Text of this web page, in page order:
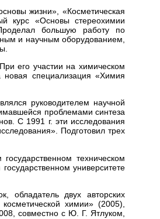
жизни», «Косметическая
курс «Основы стереохимии
большую работу по
и научным оборудованием,
его участии на химическом
новая специализация «Химия
руководителем научной
проблемами синтеза
С 1991 г. эти исследования
Подготовил трех
техническом
университете
обладатель двух авторских
химии» (2005),
совместно с Ю. Г. Ятлуком,